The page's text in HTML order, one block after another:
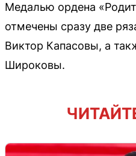
Медалью ордена
отмечены сразу две
Виктор Капасовы, а
Широковы.